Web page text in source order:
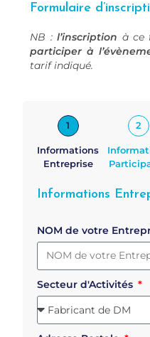
Formulaire
NB :l’inscription à ce
participer à
tarif indiqué.
1
Informations
Entreprise
2
Informations
NOM de votre
Secteur d'Activités